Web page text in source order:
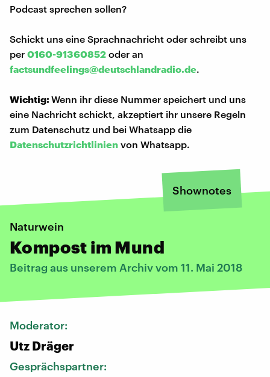
Podcast sprechen sollen?
Schickt uns eine Sprachnachricht oder schreibt uns
per 0160-91360852 oder an
factsundfeelings@deutschlandradio.de.
Wichtig:Wenn ihr diese Nummer speichert und uns
eine Nachricht schickt, akzeptiert ihr unsere Regeln
zum Datenschutz und bei Whatsapp die
Datenschutzrichtlinien von Whatsapp.
Shownotes
Naturwein
Kompost im Mund
Beitrag aus unserem Archiv vom 11. Mai 2018
Moderator:
Utz Dräger
Gesprächspartner: